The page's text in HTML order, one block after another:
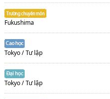
Fukushima
Tokyo / Tư lập
Tokyo / Tư lập